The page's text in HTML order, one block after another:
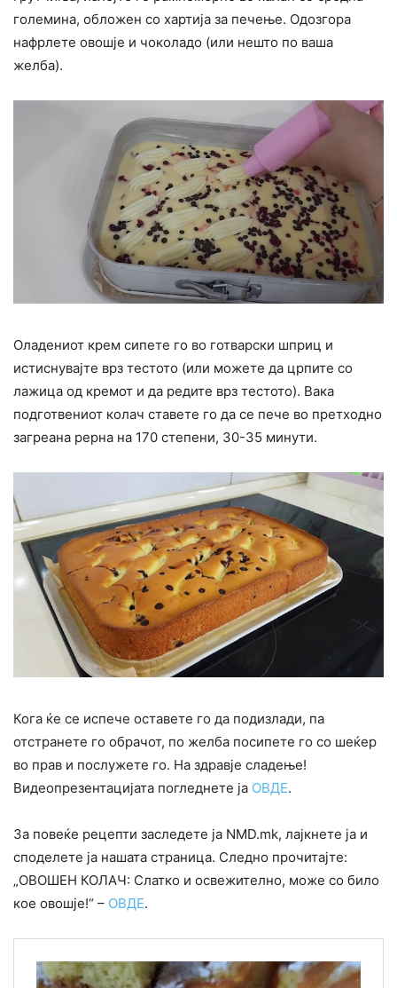
големина, обложен со хартија за печење. Одозгора
нафрлете овошје и чоколадо (или нешто по ваша
желба).
Оладениот крем сипете го во готварски шприц и
истиснувајте врз тестото (или можете да црпите со
лажица од кремот и да редите врз тестото). Вака
подготвениот колач ставете го да се пече во претходно
загреана рерна на 170 степени, 30-35 минути.
Кога ќе се испече оставете го да подизлади, па
отстранете го обрачот, по желба посипете го со шеќер
во прав и послужете го. На здравје сладење!
Видеопрезентацијата погледнете ја ОВДЕ.
За повеќе рецепти заследете ја NMD.mk, лајкнете ја и
споделете ја нашата страница. Следно прочитајте:
„ОВОШЕН КОЛАЧ: Слатко и освежително, може со било
кое овошје!“ – ОВДЕ.